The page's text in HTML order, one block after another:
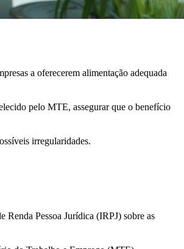
a oferecerem alimentação adequada
pelo MTE, assegurar que o benefício
irregularidades.
Renda Pessoa Jurídica (IRPJ) sobre as